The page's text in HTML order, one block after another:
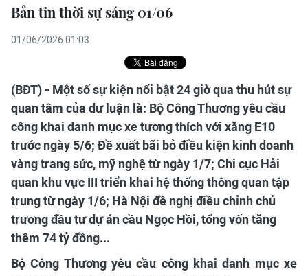
Bản tin thời sự sáng 01/06
01/06/2026 01:03
(BĐT) - Một số sự kiện nổi bật 24 giờ qua thu hút sự
quan tâm của dư luận là: Bộ Công Thương yêu cầu
công khai danh mục xe tương thích với xăng E10
trước ngày 5/6; Đề xuất bãi bỏ điều kiện kinh doanh
vàng trang sức, mỹ nghệ từ ngày 1/7; Chi cục Hải
quan khu vực III triển khai hệ thống thông quan tập
trung từ ngày 1/6; Hà Nội đề nghị điều chỉnh chủ
trương đầu tư dự án cầu Ngọc Hồi, tổng vốn tăng
thêm 74 tỷ đồng...
Bộ Công Thương yêu cầu công khai danh mục xe